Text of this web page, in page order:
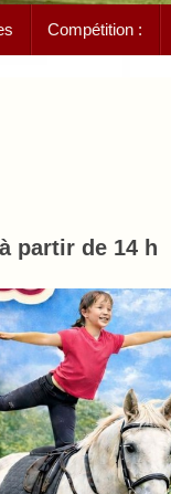
Compétition :
partir de 14 h